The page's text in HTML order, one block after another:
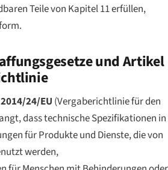
Teile von Kapitel 11 erfüllen,
und Artikel
24/EU (Vergaberichtlinie für den
dass technische Spezifikationen in
für Produkte und Dienste, die von
werden,